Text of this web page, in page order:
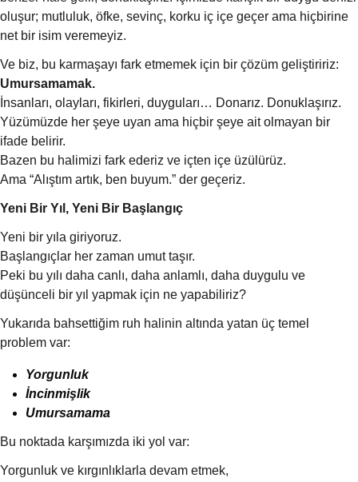
oluşur; mutluluk, öfke, sevinç, korku iç içe geçer ama hiçbirine
net bir isim veremeyiz.
Ve biz, bu karmaşayı fark etmemek için bir çözüm geliştiririz:
Umursamamak.
İnsanları, olayları, fikirleri, duyguları… Donarız. Donuklaşırız.
Yüzümüzde her şeye uyan ama hiçbir şeye ait olmayan bir
ifade belirir.
Bazen bu halimizi fark ederiz ve içten içe üzülürüz.
Ama “Alıştım artık, ben buyum.” der geçeriz.
Yeni Bir Yıl, Yeni Bir Başlangıç
Yeni bir yıla giriyoruz.
Başlangıçlar her zaman umut taşır.
Peki bu yılı daha canlı, daha anlamlı, daha duygulu ve
düşünceli bir yıl yapmak için ne yapabiliriz?
Yukarıda bahsettiğim ruh halinin altında yatan üç temel
problem var:
Yorgunluk
İncinmişlik
Umursamama
Bu noktada karşımızda iki yol var:
Yorgunluk ve kırgınlıklarla devam etmek,